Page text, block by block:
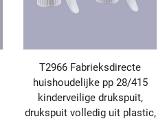
T2966 Fabrieksdirecte
huishoudelijke pp 28/415
kinderveilige drukspuit,
drukspuit volledig uit plastic,